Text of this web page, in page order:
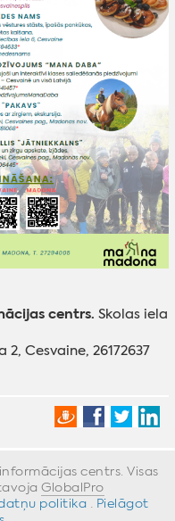
centrs. Skolas iela
2, Cesvaine, 26172637
centrs. Visas
GlobalPro
politika · Pielāgot